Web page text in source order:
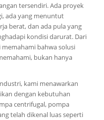
tersendiri. Ada proyek
ada yang menuntut
berat, dan ada pula yang
kondisi darurat. Dari
bahwa solusi
bukan hanya
kami menawarkan
dengan kebutuhan
centrifugal, pompa
telah dikenal luas seperti